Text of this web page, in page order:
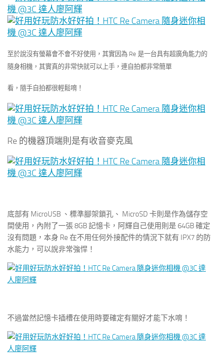
至於說沒有螢幕會不會不好使用，其實因為 Re 是一台具有超廣角能力的
隨身相機，其實真的非常快就可以上手，連自拍都非常簡單
看，隨手自拍都很輕鬆唷！
Re 的機器頂端則是有收音麥克風
底部有 MicroUSB 、標準腳架鎖孔、 MicroSD 卡則是作為儲存空
間使用，內附了一張 8GB 記憶卡，阿輝自己使用則是 64GB 確定
沒有問題，本身 Re 在不用任何外接配件的情況下就有 IPX7 的防
水能力，可以說非常強悍！
不過當然記憶卡插槽在使用時要確定有關好才能下水唷！